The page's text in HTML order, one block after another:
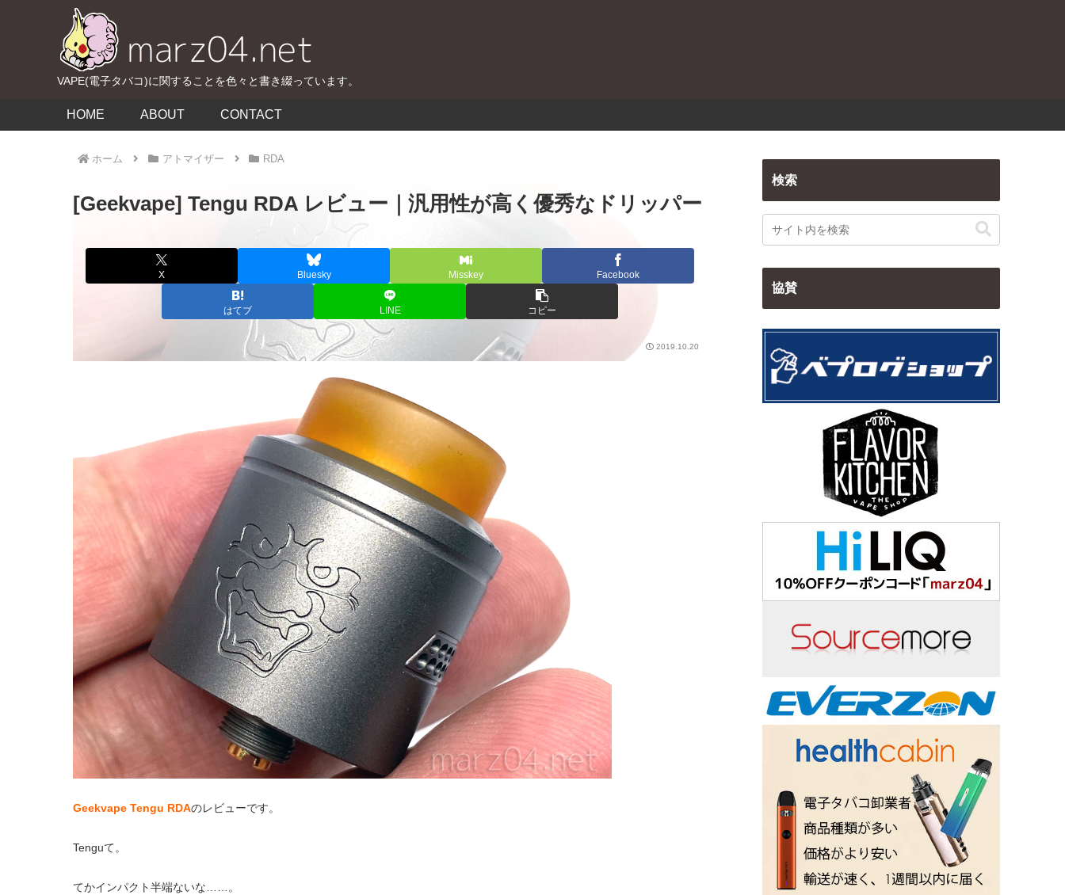
VAPE(電子タバコ)に関することを色々と書き綴っています。
HOME ABOUT CONTACT
ホーム アトマイザー RDA
[Geekvape] Tengu RDA レビュー｜汎用性が高く優秀なドリッパー
X Bluesky Misskey Facebook
はてブ LINE コピー
2019.10.20
Geekvape Tengu RDAのレビューです。
Tenguて。
てかインパクト半端ないな……。
検索
協賛